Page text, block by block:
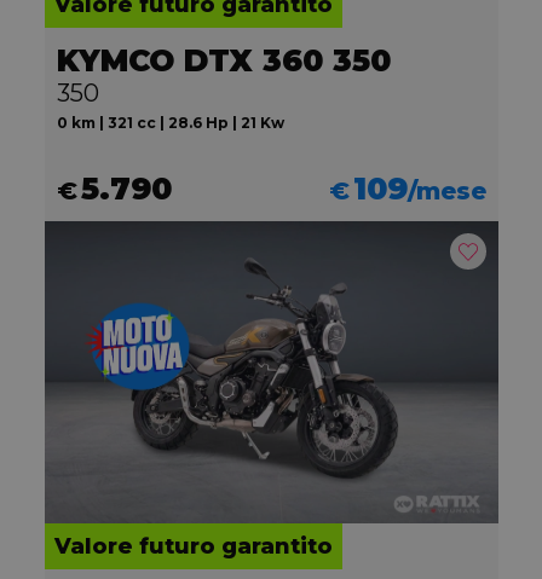
Valore futuro garantito
KYMCO DTX 360 350
350
0 km | 321 cc | 28.6 Hp | 21 Kw
€5.790 €109/mese
Valore futuro garantito